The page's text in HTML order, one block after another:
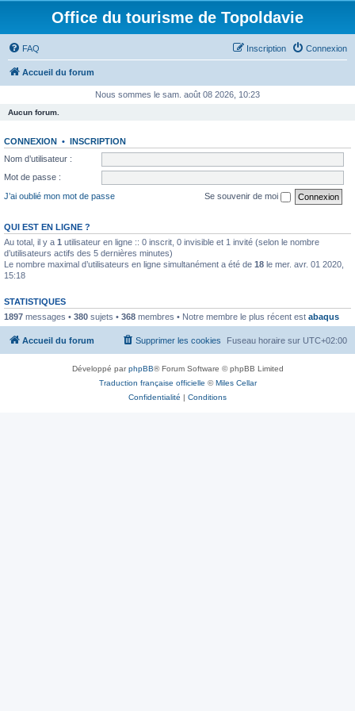
Office du tourisme de Topoldavie
FAQ Connexion
Inscription
Accueil du forum
Nous sommes le sam. août 08 2026, 10:23
Aucun forum.
CONNEXION • INSCRIPTION
Nom d’utilisateur :
Mot de passe :
J’ai oublié mon mot de passe
Se souvenir de moi
QUI EST EN LIGNE ?
Au total, il y a 1 utilisateur en ligne :: 0 inscrit, 0 invisible et 1 invité (selon le nombre
d’utilisateurs actifs des 5 dernières minutes)
Le nombre maximal d’utilisateurs en ligne simultanément a été de 18 le mer. avr. 01 2020,
15:18
STATISTIQUES
1897 messages • 380 sujets • 368 membres • Notre membre le plus récent est abaqus
Accueil du forum Fuseau horaire sur UTC+02:00
Supprimer les cookies
Développé parphpBB® Forum Software © phpBB Limited
Traduction française officielle ©Miles Cellar
Confidentialité | Conditions